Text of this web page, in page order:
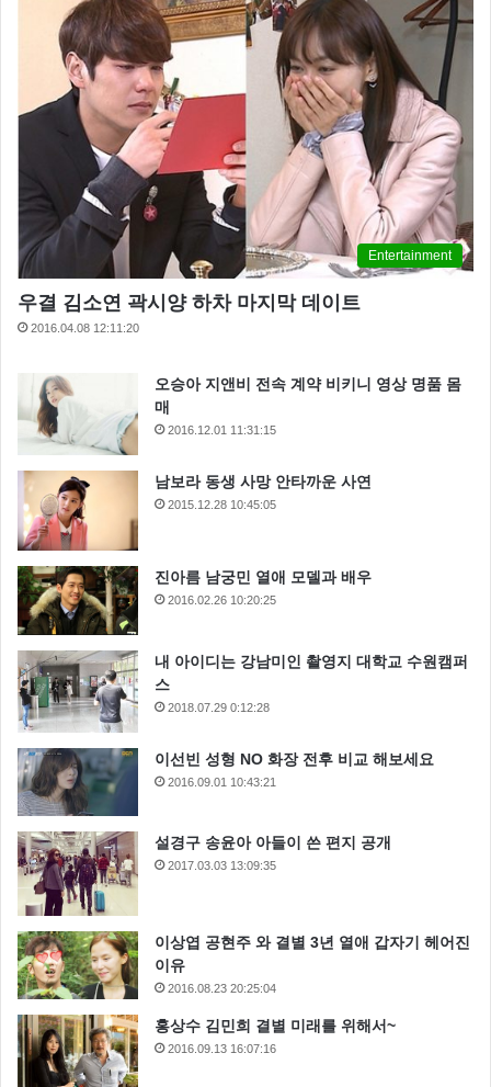
Entertainment
우결 김소연 곽시양 하차 마지막 데이트
2016.04.08 12:11:20
오승아 지앤비 전속 계약 비키니 영상 명품 몸
매
2016.12.01 11:31:15
남보라 동생 사망 안타까운 사연
2015.12.28 10:45:05
진아름 남궁민 열애 모델과 배우
2016.02.26 10:20:25
내 아이디는 강남미인 촬영지 대학교 수원캠퍼
스
2018.07.29 0:12:28
이선빈 성형 NO 화장 전후 비교 해보세요
2016.09.01 10:43:21
설경구 송윤아 아들이 쓴 편지 공개
2017.03.03 13:09:35
이상엽 공현주 와 결별 3년 열애 갑자기 헤어진
이유
2016.08.23 20:25:04
홍상수 김민희 결별 미래를 위해서~
2016.09.13 16:07:16